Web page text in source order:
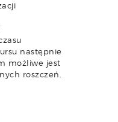
następnie
możliwe jest
roszczeń.